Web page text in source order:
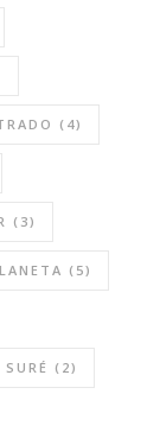
(4)
(3)
(5)
(2)